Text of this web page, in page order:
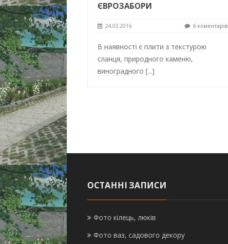
ЄВРОЗАБОРИ
24.03.2016 6 коментарів
В наявності є плити з текстурою
сланця, природного каменю,
виноградного [...]
ОСТАННІ ЗАПИСИ
Фото кілець, люків
Фото ваз, садового декору